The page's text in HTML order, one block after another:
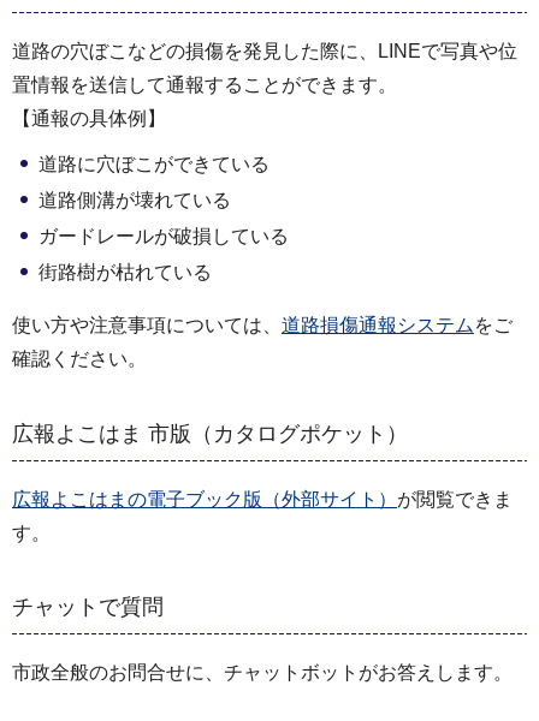
道路の穴ぼこなどの損傷を発見した際に、LINEで写真や位
置情報を送信して通報することができます。
【通報の具体例】
道路に穴ぼこができている
道路側溝が壊れている
ガードレールが破損している
街路樹が枯れている
使い方や注意事項については、 道路損傷通報システムをご
確認ください。
広報よこはま 市版（カタログポケット）
広報よこはまの電子ブック版（外部サイト） が閲覧できま
す。
チャットで質問
市政全般のお問合せに、チャットボットがお答えします。